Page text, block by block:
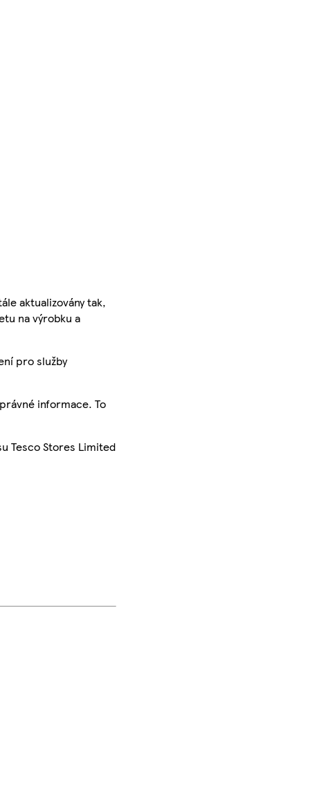
aktualizovány tak,
na výrobku a
pro služby
informace. To
Tesco Stores Limited